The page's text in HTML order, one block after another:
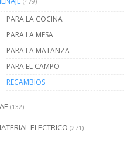
PARA LA COCINA
PARA LA MESA
PARA LA MATANZA
PARA EL CAMPO
RECAMBIOS
(132)
ELECTRICO (271)